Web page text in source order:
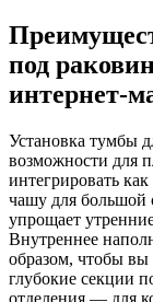
под
интернет-
Установка тумбы
возможности для
интегрировать
чашу для большой
упрощает
Внутреннее
образом, чтобы вы
глубокие секции
отделения — для